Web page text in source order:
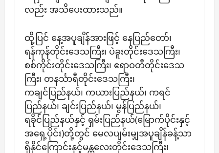
လည်း အသိပေးထားသည်။
ထို့ပြင် နေ့အပူချိန်အားဖြင့် နေပြည်တော်၊
ရန်ကုန်တိုင်းဒေသကြီး၊ ပဲခူးတိုင်းဒေသကြီး၊
စစ်ကိုင်းတိုင်းဒေသကြီး၊ ဧရာဝတီတိုင်းဒေသ
ကြီး၊ တနင်္သာရီတိုင်းဒေသကြီး၊
ကချင်ပြည်နယ်၊ ကယားပြည်နယ်၊ ကရင်
ပြည်နယ်၊ ချင်းပြည်နယ်၊ မွန်ပြည်နယ်၊
ရခိုင်ပြည်နယ်နှင့် ရှမ်းပြည်နယ်(မြောက်ပိုင်းနှင့်
အရှေ့ပိုင်း)တို့တွင် မေလပျမ်းမျှအပူချိန်ခန့်သာ
ရှိနိုင်ကြောင်းနှင့်မန္တလေးတိုင်းဒေသကြီး၊